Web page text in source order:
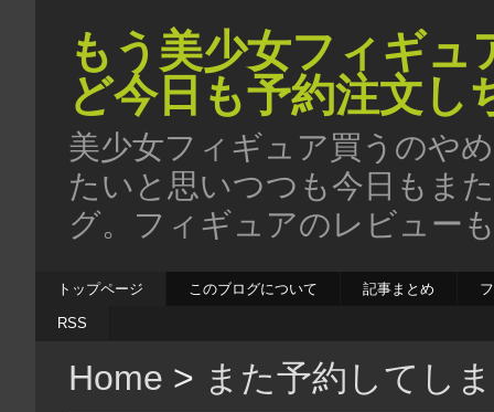
もう美少女フィギ
ど今日も予約注文し
美少女フィギュア買うのや
たいと思いつつも今日もま
グ。フィギュアのレビュー
トップページ このブログについて 記事まとめ
RSS
Home > また予約してし